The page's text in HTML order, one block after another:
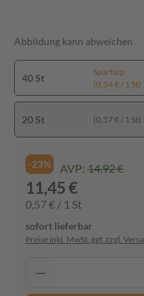
Abbildung kann abweichen
40 St
Spartipp
(0,54 € / 1 St)
20 St (0,57 € / 1 St)
-23% AVP: 14,92 €
11,45 €
0,57 € / 1 St
sofort lieferbar
Preise inkl. MwSt. ggf. zzgl.